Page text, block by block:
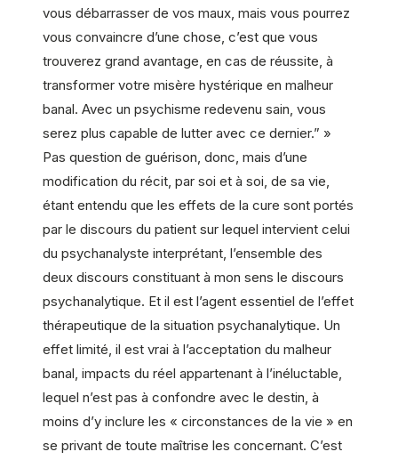
vous débarrasser de vos maux, mais vous pourrez
vous convaincre d’une chose, c’est que vous
trouverez grand avantage, en cas de réussite, à
transformer votre misère hystérique en malheur
banal. Avec un psychisme redevenu sain, vous
serez plus capable de lutter avec ce dernier.” »
Pas question de guérison, donc, mais d’une
modification du récit, par soi et à soi, de sa vie,
étant entendu que les effets de la cure sont portés
par le discours du patient sur lequel intervient celui
du psychanalyste interprétant, l’ensemble des
deux discours constituant à mon sens le discours
psychanalytique. Et il est l’agent essentiel de l’effet
thérapeutique de la situation psychanalytique. Un
effet limité, il est vrai à l’acceptation du malheur
banal, impacts du réel appartenant à l’inéluctable,
lequel n’est pas à confondre avec le destin, à
moins d’y inclure les « circonstances de la vie » en
se privant de toute maîtrise les concernant. C’est